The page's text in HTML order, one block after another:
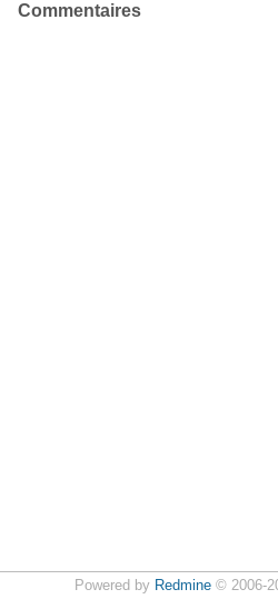
Commentaires
Powered by Redmine© 2006-